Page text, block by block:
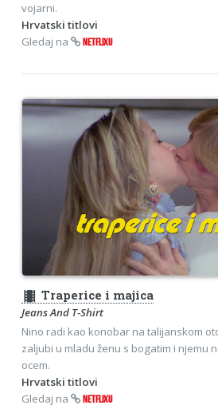
vojarni.
Hrvatski titlovi
Gledaj na
NETFLIXU
theaters Traperice i majica
Jeans And T-Shirt
Nino radi kao konobar na talijanskom
zaljubi u mladu ženu s bogatim i njemu
ocem.
Hrvatski titlovi
Gledaj na
NETFLIXU